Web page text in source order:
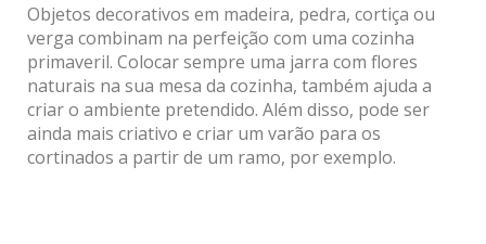
Objetos decorativos em madeira, pedra, cortiça ou
verga combinam na perfeição com uma cozinha
primaveril. Colocar sempre uma jarra com flores
naturais na sua mesa da cozinha, também ajuda a
criar o ambiente pretendido. Além disso, pode ser
ainda mais criativo e criar um varão para os
cortinados a partir de um ramo, por exemplo.